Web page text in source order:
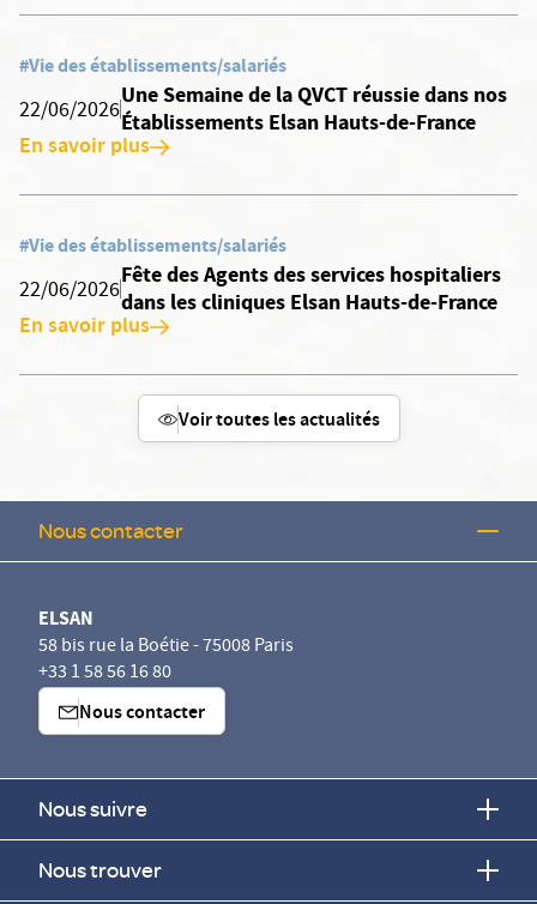
#Vie des établissements/salariés
22/06/2026
Une Semaine de la QVCT réussie dans nos
Établissements Elsan Hauts-de-France
En savoir plus
#Vie des établissements/salariés
22/06/2026
Fête des Agents des services hospitaliers
dans les cliniques Elsan Hauts-de-France
En savoir plus
Voir toutes les actualités
Nous contacter
ELSAN
58 bis rue la Boétie - 75008 Paris
+33 1 58 56 16 80
Nous contacter
Nous suivre
Nous trouver